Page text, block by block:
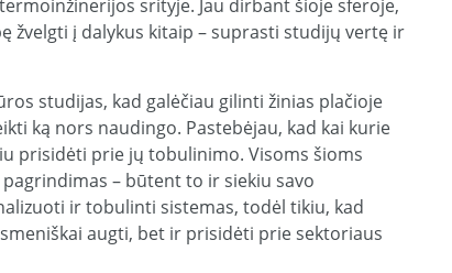
srityje. Jau dirbant šioje sferoje,
žvelgti į dalykus kitaip – suprasti studijų vertę ir
studijas, kad galėčiau gilinti žinias plačioje
ką nors naudingo. Pastebėjau, kad kai kurie
prisidėti prie jų tobulinimo. Visoms šioms
– būtent to ir siekiu savo
ir tobulinti sistemas, todėl tikiu, kad
augti, bet ir prisidėti prie sektoriaus